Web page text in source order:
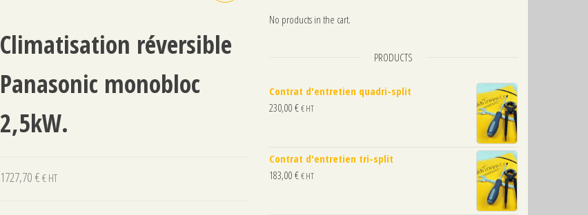
Climatisation réversible
Panasonic monobloc
2,5kW.
1727,70 € € HT
No products in the cart.
PRODUCTS
Contrat d'entretien quadri-split
230,00 €€ HT
Contrat d'entretien tri-split
183,00 €€ HT